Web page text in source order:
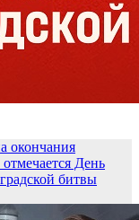
окончания
День
битвы